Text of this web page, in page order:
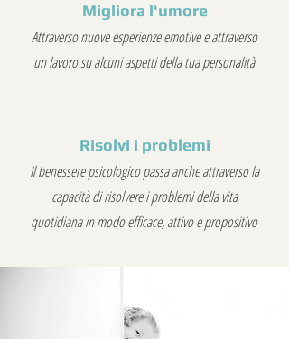
Migliora l'umore
Attraverso nuove esperienze emotive e attraverso
un lavoro su alcuni aspetti della tua personalità
Risolvi i problemi
Il benessere psicologico passa anche attraverso la
capacità di risolvere i problemi della vita
quotidiana in modo efficace, attivo e propositivo